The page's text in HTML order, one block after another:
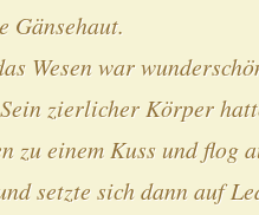
Gänsehaut.
Wesen war
zierlicher Körper
zu einem Kuss und flog
setzte sich dann auf